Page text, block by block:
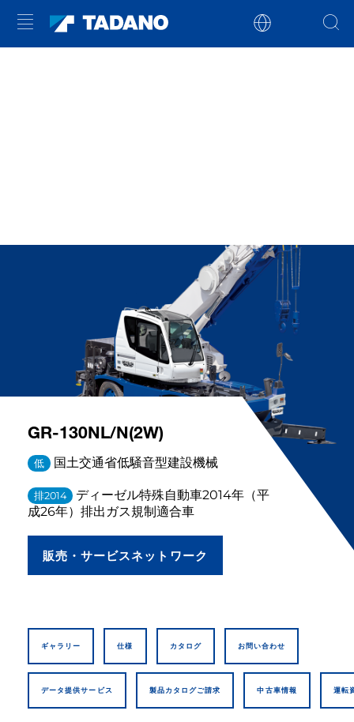
GR-130NL/N(2W)
低 国土交通省低騒音型建設機械
排2014
ディーゼル特殊自動車2014年（平
成26年）排出ガス規制適合車
販売・サービスネットワーク
ギャラリー 仕様 カタログ お問い合わせ
データ提供サービス 製品カタログご請求 中古車情報 運転